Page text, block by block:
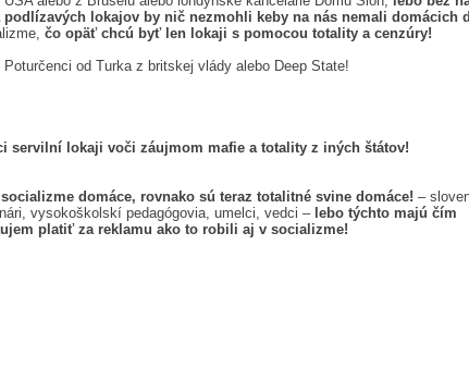
lokajov by nič nezmohli keby na nás nemali domácich
čo opäť chcú byť len lokaji s pomocou totality a cenzúry!
od Turka z britskej vlády alebo Deep State!
servilní lokaji voči záujmom mafie a totality z iných štátov!
domáce, rovnako sú teraz totalitné svine domáce! –
vysokoškolskí pedagógovia, umelci, vedci –lebo týchto majú čím
platiť za reklamu ako to robili aj v socializme!